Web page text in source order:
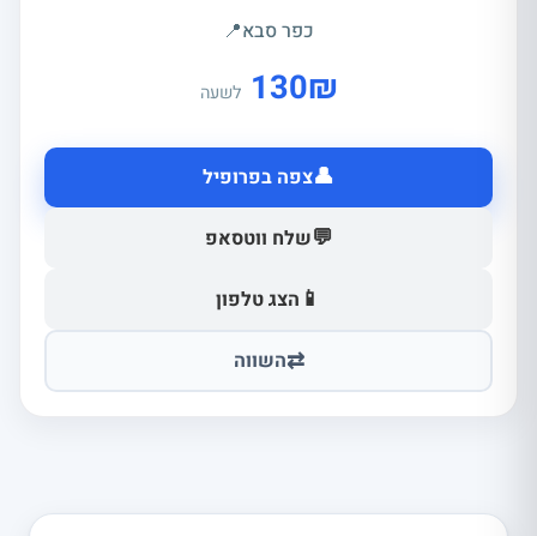
כפר סבא📍
₪
130 לשעה
👤צפה בפרופיל
💬שלח ווטסאפ
📱 הצג טלפון
⇄השווה